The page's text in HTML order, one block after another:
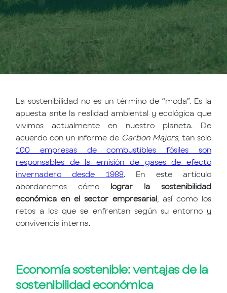
La sostenibilidad no es un término de “moda”. Es la
apuesta ante la realidad ambiental y ecológica que
vivimos actualmente en nuestro planeta. De
acuerdo con un informe de Carbon Majors, tan solo
100 empresas de combustibles fósiles son
responsables de la emisión de gases de efecto
invernadero desde 1988. En este artículo
abordaremos cómo lograr la
sostenibilidad
económica en el sector empresarial, así como los
retos a los que se enfrentan según su entorno y
convivencia interna.
Economía sostenible: ventajas de la
sostenibilidad económica